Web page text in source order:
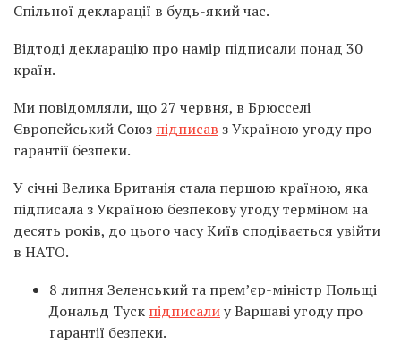
Спільної декларації в будь-який час.
Відтоді декларацію про намір підписали понад 30
країн.
Ми повідомляли, що 27 червня, в Брюсселі
Європейський Союз підписав з Україною угоду про
гарантії безпеки.
У січні Велика Британія стала першою країною, яка
підписала з Україною безпекову угоду терміном на
десять років, до цього часу Київ сподівається увійти
в НАТО.
8 липня Зеленський та прем’єр-міністр Польщі
Дональд Туск підписалиу Варшаві угоду про
гарантії безпеки.